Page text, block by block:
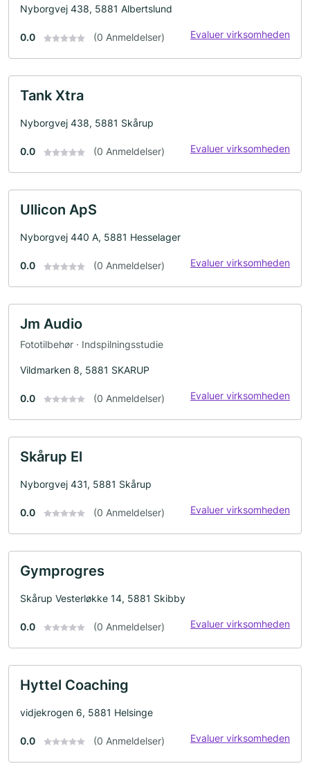
Nyborgvej 438, 5881 Albertslund
0.0 (0 Anmeldelser) Evaluer virksomheden
Tank Xtra
Nyborgvej 438, 5881 Skårup
0.0 (0 Anmeldelser) Evaluer virksomheden
Ullicon ApS
Nyborgvej 440 A, 5881 Hesselager
0.0 (0 Anmeldelser) Evaluer virksomheden
Jm Audio
Fototilbehør · Indspilningsstudie
Vildmarken 8, 5881 SKARUP
0.0 (0 Anmeldelser) Evaluer virksomheden
Skårup El
Nyborgvej 431, 5881 Skårup
0.0 (0 Anmeldelser) Evaluer virksomheden
Gymprogres
Skårup Vesterløkke 14, 5881 Skibby
0.0 (0 Anmeldelser) Evaluer virksomheden
Hyttel Coaching
vidjekrogen 6, 5881 Helsinge
0.0 (0 Anmeldelser) Evaluer virksomheden